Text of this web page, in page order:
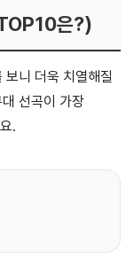
은?)
니 더욱 치열해질
선곡이 가장
.